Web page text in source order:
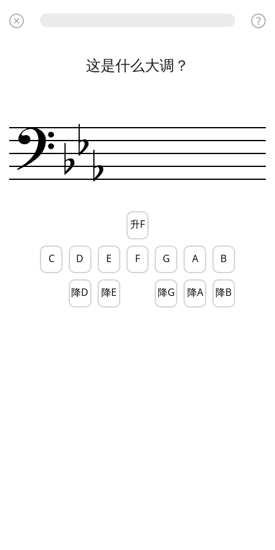
这是什么大调？
?bbb
升F
C D E F G A B
降D 降E 降G 降A 降B